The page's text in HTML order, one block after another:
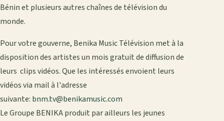
Bénin et plusieurs autres chaînes de télévision du
monde.
Pour votre gouverne, Benika Music Télévision met à la
disposition des artistes un mois gratuit de diffusion de
leurs clips vidéos. Que les intéressés envoient leurs
vidéos via mail à l'adresse
suivante: bnm.tv@benikamusic.com
Le Groupe BENIKA produit par ailleurs les jeunes